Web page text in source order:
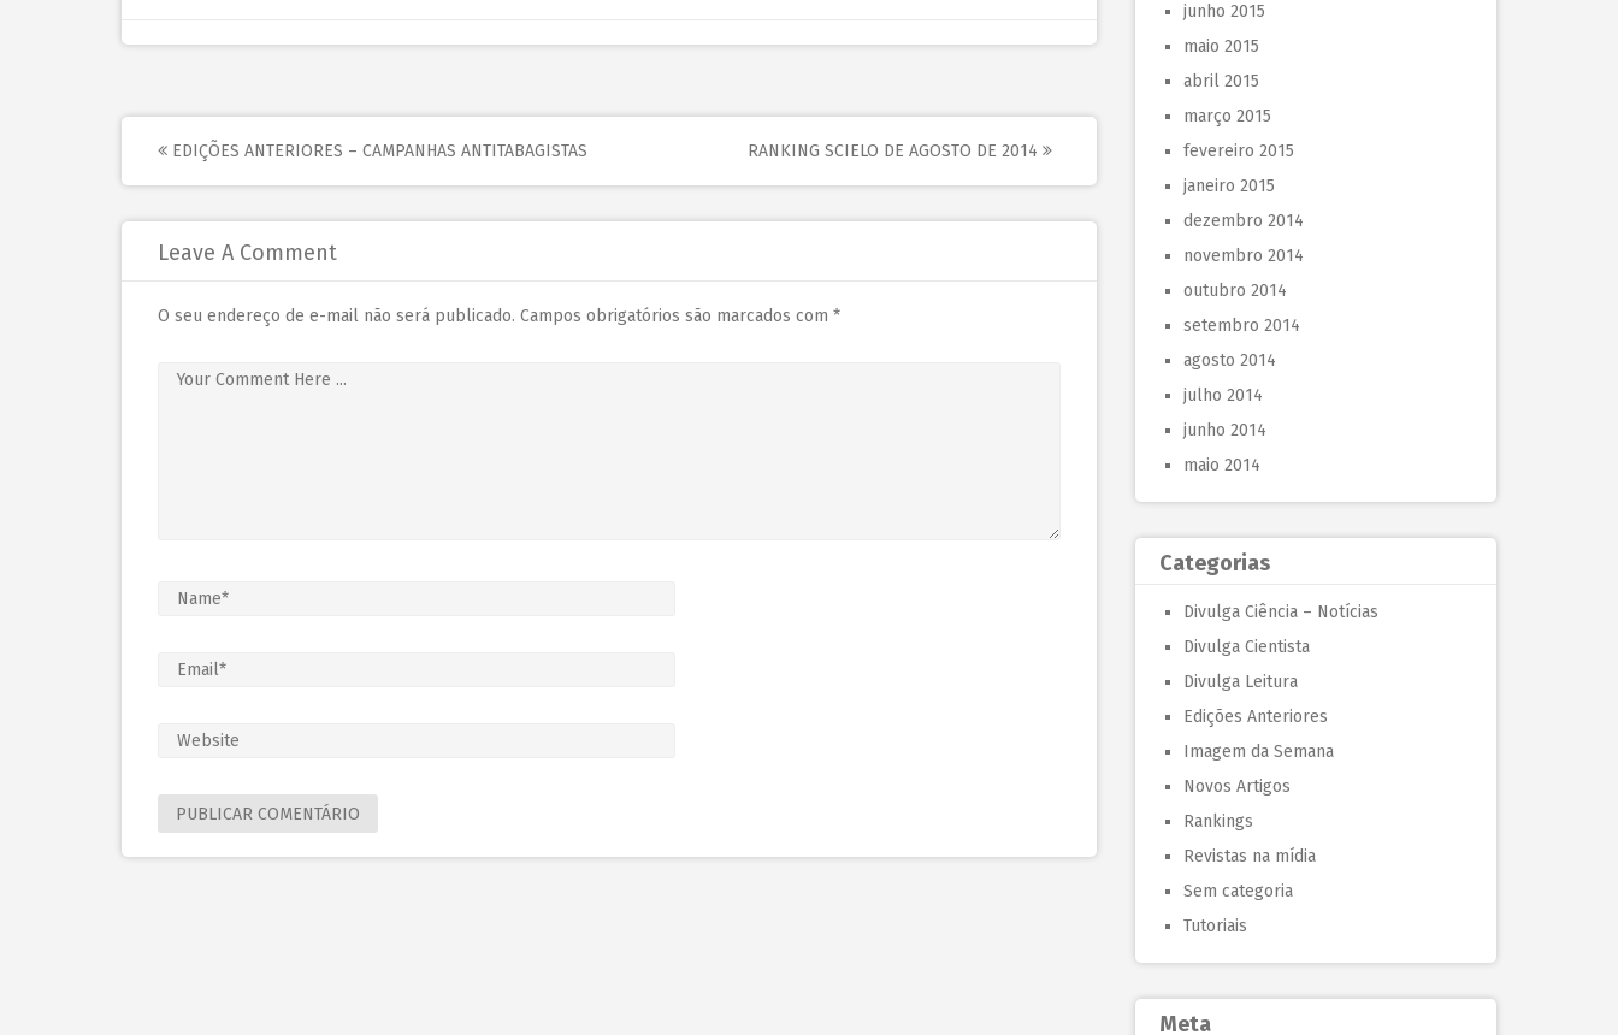
EDIÇÕES ANTERIORES – CAMPANHAS ANTITABAGISTAS RANKING SCIELO DE AGOSTO DE 2014
Leave A Comment
O seu endereço de e-mail não será publicado. Campos obrigatórios são marcados com *
junho 2015
maio 2015
abril 2015
março 2015
fevereiro 2015
janeiro 2015
dezembro 2014
novembro 2014
outubro 2014
setembro 2014
agosto 2014
julho 2014
junho 2014
maio 2014
Categorias
Divulga Ciência – Notícias
Divulga Cientista
Divulga Leitura
Edições Anteriores
Imagem da Semana
Novos Artigos
Rankings
Revistas na mídia
Sem categoria
Tutoriais
Meta